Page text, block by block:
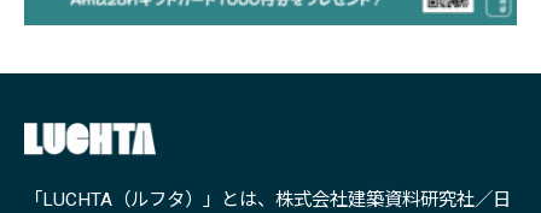
「LUCHTA（ルフタ）」とは、株式会社建築資料研究社／日